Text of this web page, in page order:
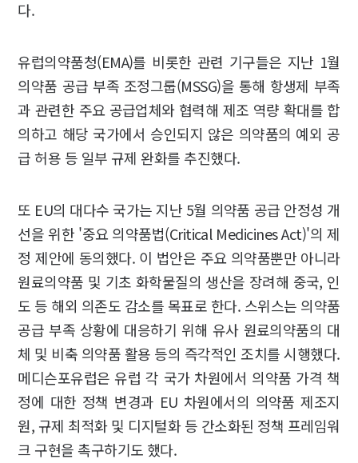
다.
유럽의약품청(EMA)를 비롯한 관련 기구들은 지난 1월
의약품 공급 부족 조정그룹(MSSG)을 통해 항생제 부족
과 관련한 주요 공급업체와 협력해 제조 역량 확대를 합
의하고 해당 국가에서 승인되지 않은 의약품의 예외 공
급 허용 등 일부 규제 완화를 추진했다.
또 EU의 대다수 국가는 지난 5월 의약품 공급 안정성 개
선을 위한 '중요 의약품법(Critical Medicines Act)'의 제
정 제안에 동의했다. 이 법안은 주요 의약품뿐만 아니라
원료의약품 및 기초 화학물질의 생산을 장려해 중국, 인
도 등 해외 의존도 감소를 목표로 한다. 스위스는 의약품
공급 부족 상황에 대응하기 위해 유사 원료의약품의 대
체 및 비축 의약품 활용 등의 즉각적인 조치를 시행했다.
메디슨포유럽은 유럽 각 국가 차원에서 의약품 가격 책
정에 대한 정책 변경과 EU 차원에서의 의약품 제조지
원, 규제 최적화 및 디지털화 등 간소화된 정책 프레임워
크 구현을 촉구하기도 했다.